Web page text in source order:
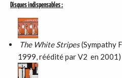
Disques indispensables :
The White Stripes(Sympathy
1999, réédité par V2 en 2001)